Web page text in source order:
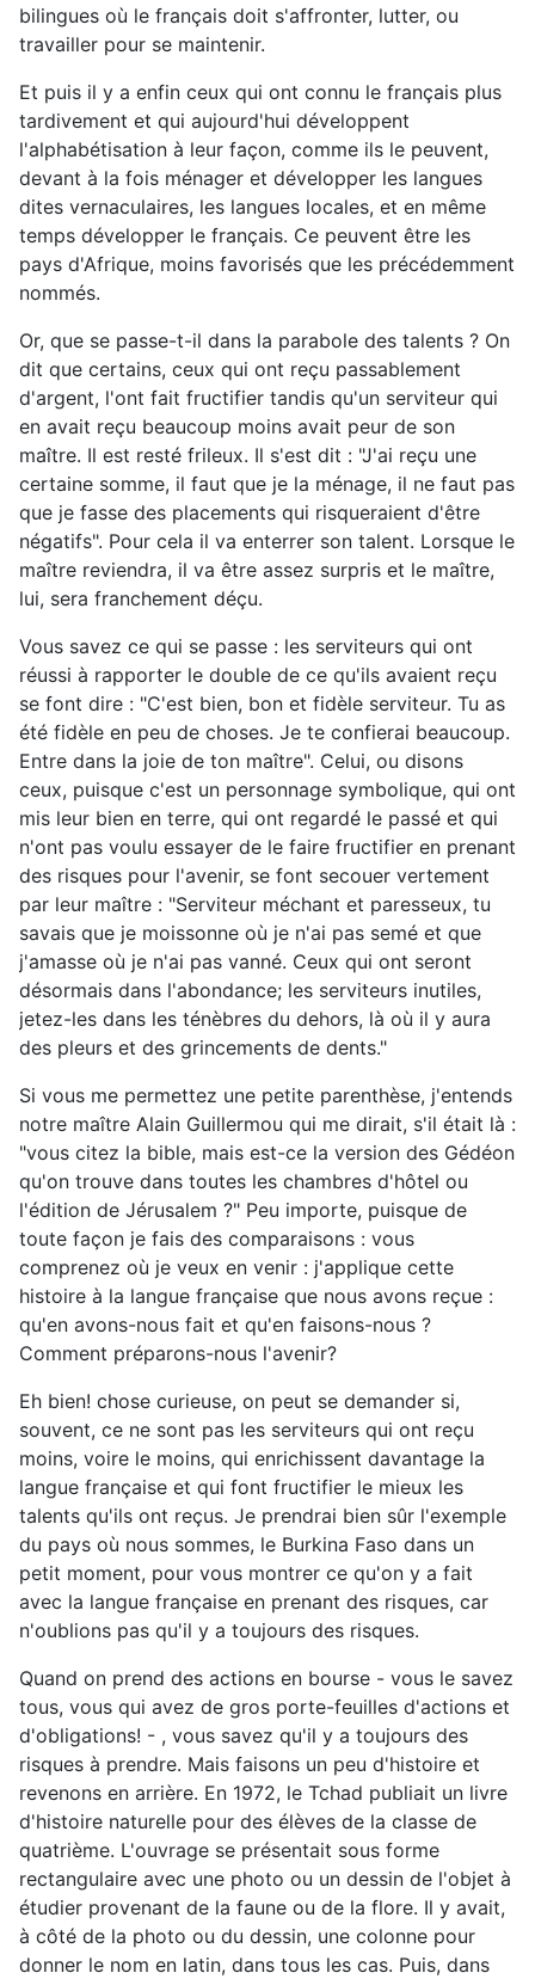
bilingues où le français doit s'affronter, lutter, ou
travailler pour se maintenir.
Et puis il y a enfin ceux qui ont connu le français plus
tardivement et qui aujourd'hui développent
l'alphabétisation à leur façon, comme ils le peuvent,
devant à la fois ménager et développer les langues
dites vernaculaires, les langues locales, et en même
temps développer le français. Ce peuvent être les
pays d'Afrique, moins favorisés que les précédemment
nommés.
Or, que se passe-t-il dans la parabole des talents ? On
dit que certains, ceux qui ont reçu passablement
d'argent, l'ont fait fructifier tandis qu'un serviteur qui
en avait reçu beaucoup moins avait peur de son
maître. Il est resté frileux. Il s'est dit : "J'ai reçu une
certaine somme, il faut que je la ménage, il ne faut pas
que je fasse des placements qui risqueraient d'être
négatifs". Pour cela il va enterrer son talent. Lorsque le
maître reviendra, il va être assez surpris et le maître,
lui, sera franchement déçu.
Vous savez ce qui se passe : les serviteurs qui ont
réussi à rapporter le double de ce qu'ils avaient reçu
se font dire : "C'est bien, bon et fidèle serviteur. Tu as
été fidèle en peu de choses. Je te confierai beaucoup.
Entre dans la joie de ton maître". Celui, ou disons
ceux, puisque c'est un personnage symbolique, qui ont
mis leur bien en terre, qui ont regardé le passé et qui
n'ont pas voulu essayer de le faire fructifier en prenant
des risques pour l'avenir, se font secouer vertement
par leur maître : "Serviteur méchant et paresseux, tu
savais que je moissonne où je n'ai pas semé et que
j'amasse où je n'ai pas vanné. Ceux qui ont seront
désormais dans l'abondance; les serviteurs inutiles,
jetez-les dans les ténèbres du dehors, là où il y aura
des pleurs et des grincements de dents."
Si vous me permettez une petite parenthèse, j'entends
notre maître Alain Guillermou qui me dirait, s'il était là :
"vous citez la bible, mais est-ce la version des Gédéon
qu'on trouve dans toutes les chambres d'hôtel ou
l'édition de Jérusalem ?" Peu importe, puisque de
toute façon je fais des comparaisons : vous
comprenez où je veux en venir : j'applique cette
histoire à la langue française que nous avons reçue :
qu'en avons-nous fait et qu'en faisons-nous ?
Comment préparons-nous l'avenir?
Eh bien! chose curieuse, on peut se demander si,
souvent, ce ne sont pas les serviteurs qui ont reçu
moins, voire le moins, qui enrichissent davantage la
langue française et qui font fructifier le mieux les
talents qu'ils ont reçus. Je prendrai bien sûr l'exemple
du pays où nous sommes, le Burkina Faso dans un
petit moment, pour vous montrer ce qu'on y a fait
avec la langue française en prenant des risques, car
n'oublions pas qu'il y a toujours des risques.
Quand on prend des actions en bourse - vous le savez
tous, vous qui avez de gros porte-feuilles d'actions et
d'obligations! - , vous savez qu'il y a toujours des
risques à prendre. Mais faisons un peu d'histoire et
revenons en arrière. En 1972, le Tchad publiait un livre
d'histoire naturelle pour des élèves de la classe de
quatrième. L'ouvrage se présentait sous forme
rectangulaire avec une photo ou un dessin de l'objet à
étudier provenant de la faune ou de la flore. Il y avait,
à côté de la photo ou du dessin, une colonne pour
donner le nom en latin, dans tous les cas. Puis, dans